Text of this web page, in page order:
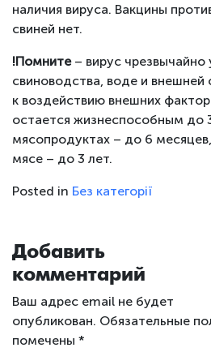
наличия вируса. Вакцины
свиней нет.
!Помните– вирус чрезвычайно
свиноводства, воде и внешней
к воздействию внешних
остается жизнеспособным до
мясопродуктах – до 6
мясе – до 3 лет.
Posted in Без категорії
Добавить
комментарий
Ваш адрес email не будет
опубликован. Обязательные
помечены *